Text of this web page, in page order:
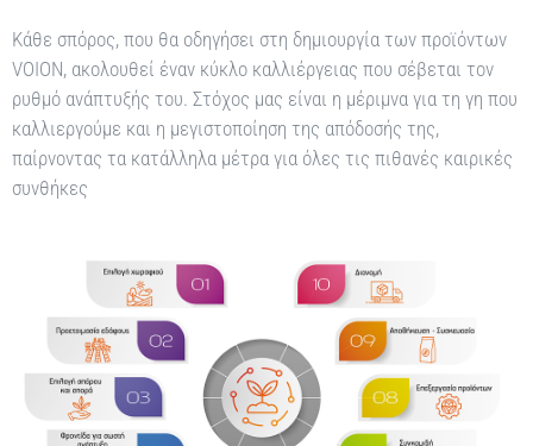
Κάθε σπόρος, που θα οδηγήσει στη δημιουργία των προϊόντων
VΟΙΟΝ, ακολουθεί έναν κύκλο καλλιέργειας που σέβεται τον
ρυθμό ανάπτυξής του. Στόχος μας είναι η μέριμνα για τη γη που
καλλιεργούμε και η μεγιστοποίηση της απόδοσής της,
παίρνοντας τα κατάλληλα μέτρα για όλες τις πιθανές καιρικές
συνθήκες